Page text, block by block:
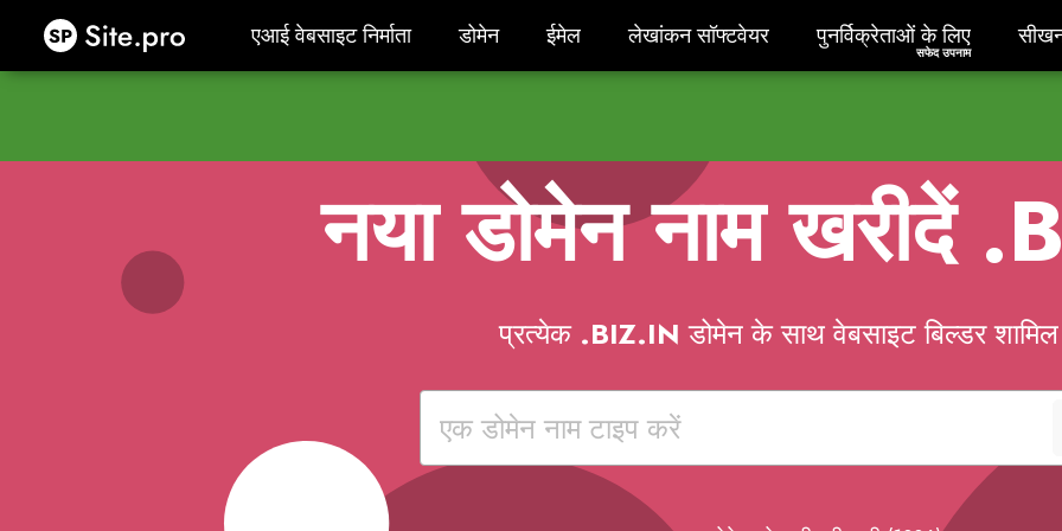
Site.pro एआई वेबसाइट निर्माता
एआई वेबसाइट निर्माता डोमेन
डोमेन ईमेल
ईमेल लेखांकन सॉफ्टवेयर
लेखांकन सॉफ्टवेयर पुनर्विक्रेताओं के लिएसफेद
पुनर्विक्रेताओं के लिए
सफेद उपनाम
नया डोमेन नाम खरीदें
प्रत्येक .BIZ.IN डोमेन के साथ वेबसाइट बिल्डर